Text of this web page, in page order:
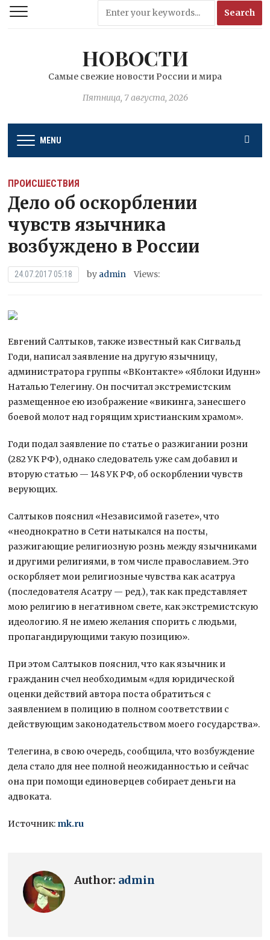
НОВОСТИ
Самые свежие новости России и мира
Пятница, 7 августа, 2026
MENU
ПРОИСШЕСТВИЯ
Дело об оскорблении
чувств язычника
возбуждено в России
24.07.2017 05:18 by admin Views:
Евгений Салтыков, также известный как Сигвальд
Годи, написал заявление на другую язычницу,
администратора группы «ВКонтакте» «Яблоки Идунн»
Наталью Телегину. Он посчитал экстремистским
размещенное ею изображение «викинга, занесшего
боевой молот над горящимхристианским храмом».
Годи подал заявление по статье о разжигании розни
(282 УК РФ), однако следователь уже сам добавил и
вторую статью — 148 УК РФ, об оскорблении чувств
верующих.
Салтыков пояснил «Независимой газете», что
«неоднократно в Сети натыкался на посты,
разжигающие религиозную рознь между язычниками
и другими религиями, в том числе православием. Это
оскорбляет мои религиозные чувства как асатруа
(последователя Асатру — ред.), так как представляет
мою религию в негативном свете, как экстремистскую
идеологию. Я не имею желания спорить с людьми,
пропагандирующими такую позицию».
При этом Салтыков пояснил, что как язычник и
гражданин счел необходимым «для юридической
оценки действий автора поста обратиться с
заявлением в полицию в полном соответствии с
действующим законодательством моего государства».
Телегина, в свою очередь, сообщила, что возбуждение
дела стало для нее полной неожиданностью и сейчас
она при помощи единоверцев собирает деньги на
адвоката.
Источник: mk.ru
Author: admin